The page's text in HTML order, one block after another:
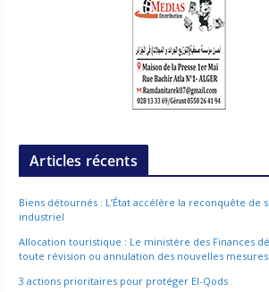
Articles récents
Biens détournés : L’État accélère la reconquête de
industriel
Allocation touristique : Le ministère des Finances
toute révision ou annulation des nouvelles mesures
3 actions prioritaires pour protéger El-Qods